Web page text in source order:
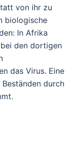
von ihr zu
biologische
In Afrika
bei den dortigen
das Virus. Eine
durch